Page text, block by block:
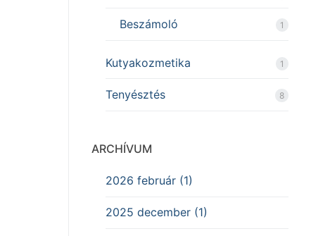
Beszámoló 1
Kutyakozmetika 1
Tenyésztés 8
ARCHÍVUM
2026 február (1)
2025 december (1)